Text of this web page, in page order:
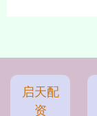
启天配
资